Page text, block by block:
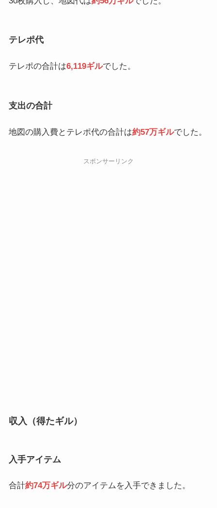
テレポ代
テレポの合計は6,119ギルでした。
支出の合計
地図の購入費とテレポ代の合計は約57万ギルでした。
スポンサーリンク
収入（得たギル）
入手アイテム
合計約74万ギル分のアイテムを入手できました。